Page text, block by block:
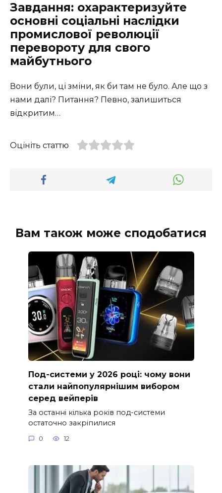
Завдання: охарактеризуйте
основні соціальні наслідки
промислової революції
перевороту для свого
майбутнього
Вони були, ці зміни, як би там не було. Але що з
нами далі? Питання? Певно, залишиться
відкритим…
Оцініть статтю
Вам також може сподобатися
Под-системи у 2026 році: чому вони
стали найпопулярнішим вибором
серед вейперів
За останні кілька років под-системи
остаточно закріпилися
0 12